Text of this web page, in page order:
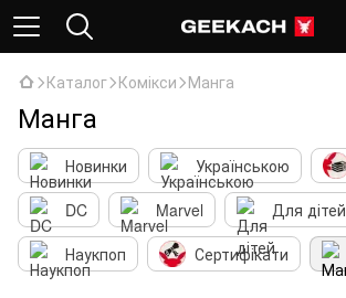
Каталог Комікси Манга
Манга
Новинки Українською
DC
Marvel
Для дітей
Наукпоп
Сертифікати